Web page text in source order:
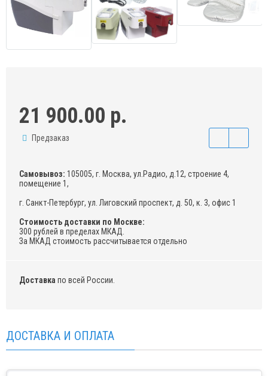
21 900.00 р.
Предзаказ
Самовывоз: 105005, г. Москва, ул.Радио, д.12, строение 4,
помещение 1,
г. Санкт-Петербург, ул. Лиговский проспект, д. 50, к. 3, офис 1
Стоимость доставки по Москве:
300 рублей в пределах МКАД.
За МКАД стоимость рассчитывается отдельно
Доставка по всей России.
ДОСТАВКА И ОПЛАТА